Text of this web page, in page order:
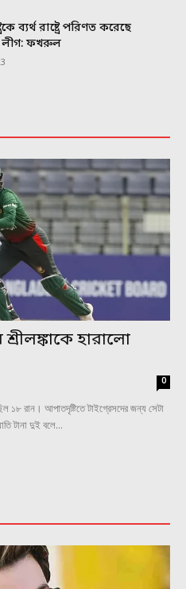
ব্যর্থ রাষ্ট্রে পরিণত করেছে
ফখরুল
হারালো
0
১৮ রান। আপাতদৃষ্টিতে টাইগ্রেসদের জন্য সেটা
টানা দুই বলে...